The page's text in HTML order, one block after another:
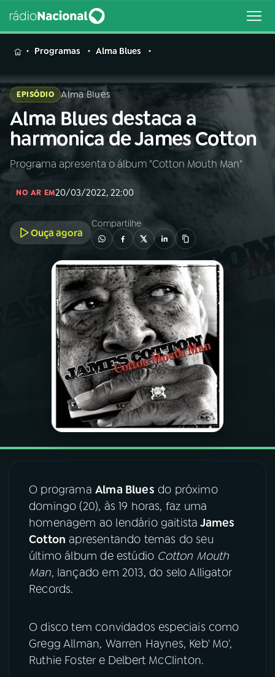
MENU
Buscar
na
Rádio
Nacional
Buscar
01INÍCIO
A RÁDIO
PROGRAMAÇÃO
PROGRAMAS
PODCASTS
VIDEOCASTS
08FESTIVAL DE MÚSICA
ACOMPANHE A RÁDIO NACIONAL
YouTube Facebook
TikTok
Programas Alma Blues
EPISÓDIO Alma Blues
Alma Blues destaca a
harmonica de James Cotton
Programa apresenta o álbum "Cotton Mouth Man"
NO AR EM20/03/2022, 22:00
Ouça agora
Compartilhe
O programa Alma Blues do próximo
domingo (20), às 19 horas, faz uma
homenagem ao lendário gaitista James
Cotton apresentando temas do seu
último álbum de estúdio Cotton Mouth
Man, lançado em 2013, do selo Alligator
Records.
O disco tem convidados especiais como
Gregg Allman, Warren Haynes, Keb' Mo',
Ruthie Foster e Delbert McClinton.